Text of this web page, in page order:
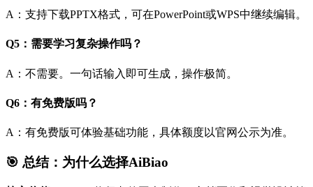
A：支持下载PPTX格式，可在PowerPoint或WPS中继续编辑。
Q5：需要学习复杂操作吗？
A：不需要。一句话输入即可生成，操作极简。
Q6：有免费版吗？
A：有免费版可体验基础功能，具体额度以官网公示为准。
🎯 总结：为什么选择AiBiao